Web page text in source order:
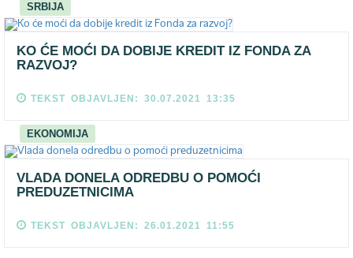
SRBIJA
KO ĆE MOĆI DA DOBIJE KREDIT IZ FONDA ZA
RAZVOJ?
TEKST OBJAVLJEN: 30.07.2021 13:35
EKONOMIJA
VLADA DONELA ODREDBU O POMOĆI
PREDUZETNICIMA
TEKST OBJAVLJEN: 26.01.2021 11:55